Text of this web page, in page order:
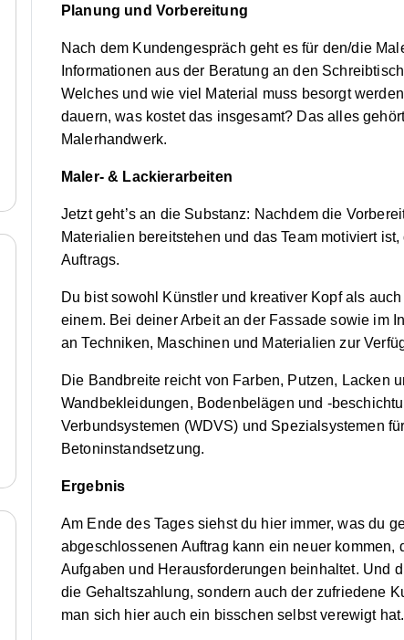
Planung und Vorbereitung
Nach dem Kundengespräch geht es für den/die
Informationen aus der Beratung an den
Welches und wie viel Material muss besorgt
dauern, was kostet das insgesamt? Das alles
Malerhandwerk.
Maler- & Lackierarbeiten
Jetzt geht’s an die Substanz: Nachdem die
Materialien bereitstehen und das Team motiviert
Auftrags.
Du bist sowohl Künstler und kreativer Kopf als
einem. Bei deiner Arbeit an der Fassade sowie im
an Techniken, Maschinen und Materialien zur
Die Bandbreite reicht von Farben, Putzen, Lacken
Wandbekleidungen, Bodenbelägen und -
Verbundsystemen (WDVS) und Spezialsystemen
Betoninstandsetzung.
Ergebnis
Am Ende des Tages siehst du hier immer, was du
abgeschlossenen Auftrag kann ein neuer kommen,
Aufgaben und Herausforderungen beinhaltet. Und
die Gehaltszahlung, sondern auch der zufriedene
man sich hier auch ein bisschen selbst verewigt hat.